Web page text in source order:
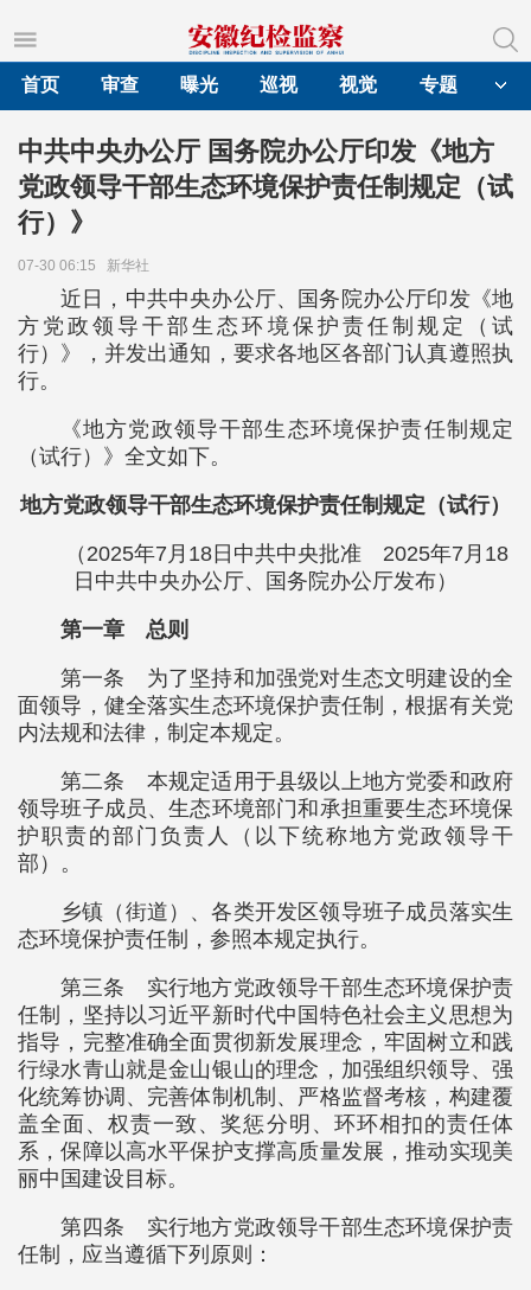
首页
审查 曝光 巡视 视觉 专题
中共中央办公厅 国务院办公厅印发《地方
党政领导干部生态环境保护责任制规定（试
行）》
07-30 06:15 新华社
近日，中共中央办公厅、国务院办公厅印发《地
方党政领导干部生态环境保护责任制规定（试
行）》，并发出通知，要求各地区各部门认真遵照执
行。
《地方党政领导干部生态环境保护责任制规定
（试行）》全文如下。
地方党政领导干部生态环境保护责任制规定（试行）
（2025年7月18日中共中央批准 2025年7月18
日中共中央办公厅、国务院办公厅发布）
第一章 总则
第一条 为了坚持和加强党对生态文明建设的全
面领导，健全落实生态环境保护责任制，根据有关党
内法规和法律，制定本规定。
第二条 本规定适用于县级以上地方党委和政府
领导班子成员、生态环境部门和承担重要生态环境保
护职责的部门负责人（以下统称地方党政领导干
部）。
乡镇（街道）、各类开发区领导班子成员落实生
态环境保护责任制，参照本规定执行。
第三条 实行地方党政领导干部生态环境保护责
任制，坚持以习近平新时代中国特色社会主义思想为
指导，完整准确全面贯彻新发展理念，牢固树立和践
行绿水青山就是金山银山的理念，加强组织领导、强
化统筹协调、完善体制机制、严格监督考核，构建覆
盖全面、权责一致、奖惩分明、环环相扣的责任体
系，保障以高水平保护支撑高质量发展，推动实现美
丽中国建设目标。
第四条 实行地方党政领导干部生态环境保护责
任制，应当遵循下列原则：